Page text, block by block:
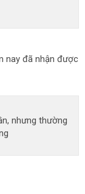
nay đã nhận được
nhưng thường